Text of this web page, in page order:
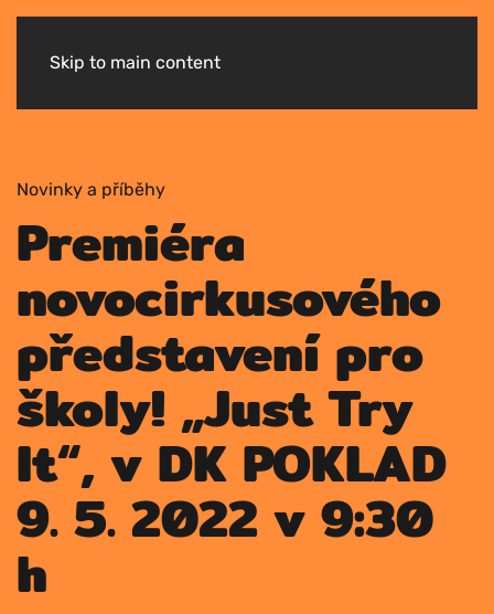
Skip to main content
Novin­ky a pří­běhy
Premiéra
novocirkusového
představení pro
školy! „Just Try
It“, v DK POKLAD
9. 5. 2022 v 9:30
h